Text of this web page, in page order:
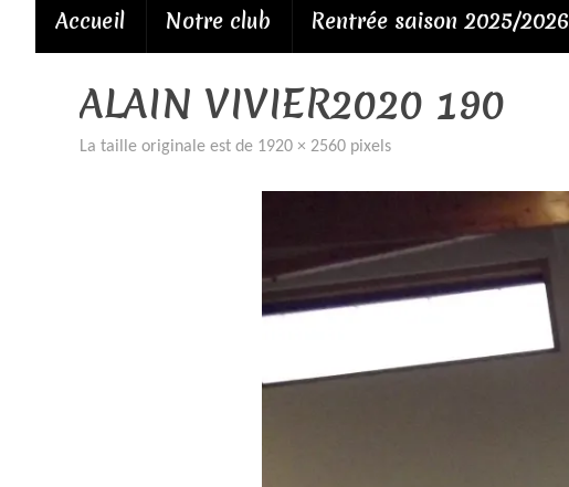
Accueil Notre club Rentrée saison 2025/2026
ALAIN VIVIER2020 190
La taille originale est de 1920 × 2560 pixels